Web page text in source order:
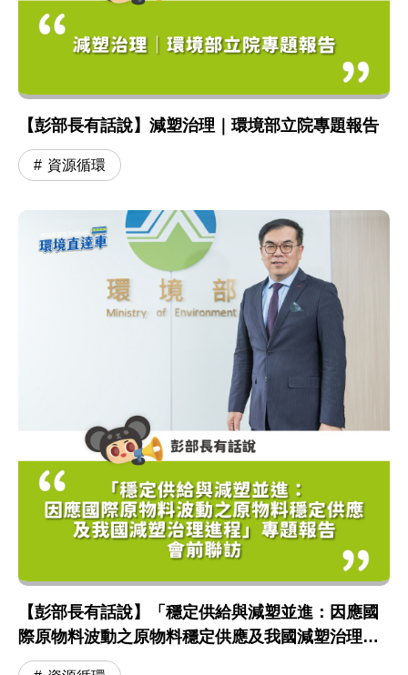
【彭部長有話說】減塑治理｜環境部立院專題報告
資源循環
【彭部長有話說】「穩定供給與減塑並進：因應國
際原物料波動之原物料穩定供應及我國減塑治理進
程」專題報告 會前聯訪